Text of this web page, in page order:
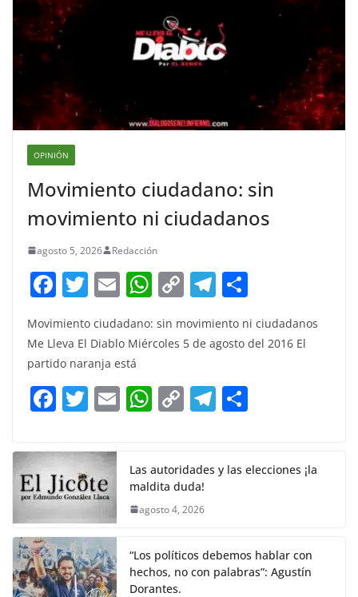
OPINIÓN
Movimiento ciudadano: sin
movimiento ni ciudadanos
agosto 5, 2026 Redacción
F
a
c
e
b
o
k
T
w
itt
er
E
m
ai
l
W
h
at
A
p
C
o
p
Li
n
T
el
e
gr
a
m
ar
Movimiento ciudadano: sin movimiento ni ciudadanos
Me Lleva El Diablo Miércoles 5 de agosto del 2016 El
partido naranja está
F
a
c
e
b
o
o
k
T
w
itt
er
E
m
W
h
s
A
p
C
o
y
Li
k
T
el
gr e
Las autoridades y las elecciones ¡la
maldita duda!
agosto 4, 2026
“Los políticos debemos hablar con
hechos, no con palabras”: Agustín
Dorantes.